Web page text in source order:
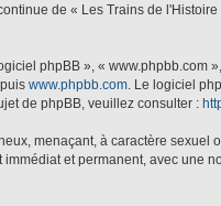
de « Les Trains de
phpBB », «
www.phpbb.com . Le logiciel
de phpBB, veuillez consulter :
menaçant, à caractère
et permanent, avec une